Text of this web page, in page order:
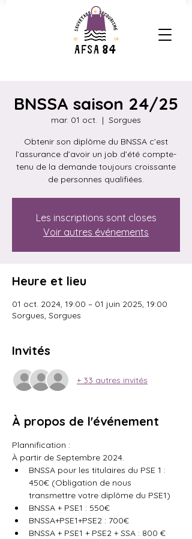
BNSSA saison 24/25
mar. 01 oct.
  |
Sorgues
Obtenir son diplôme du BNSSA c’est
l’assurance d’avoir un job d’été compte-
tenu de la demande toujours croissante
de personnes qualifiées.
Les inscriptions sont closes
Voir autres événements
Heure et lieu
01 oct. 2024, 19:00 – 01 juin 2025, 19:00
Sorgues, Sorgues
Invités
+ 33 autres invités
À propos de l'événement
Plannification :
À partir de Septembre 2024.
BNSSA pour les titulaires du PSE 1 :
450€ (Obligation de nous
transmettre votre diplôme du PSE1)
BNSSA + PSE1 : 550€
BNSSA+PSE1+PSE2 : 700€
BNSSA + PSE1 + PSE2 + SSA : 800 €